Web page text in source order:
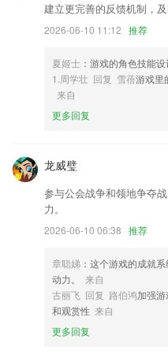
1,资源丰富：部分儿童学习资源
步阅读。
3,随手一张照片、一段视频，都
4,一个人可以学习自己职位之外
面的能力；
6,火车票：高铁动车、普通列车
最准一肖一码一一子中
1.了解宝贝在幼儿园学习的内容
的知识，让孩子的成长看得见
3.每个假名都配有关联词语，每
习不枯燥。
4.—满足教师“实践”发展，研修主
成果应用于教学实践
建立更完善的反馈机制，
2026-06-10 11:12 推荐
夏姬士 ：游戏的角色技能
1.周学壮 回复 雪蓓游戏里
来自
更多回复
龙威璧
参与公会战争和领地争夺
力。
2026-06-10 06:38 推荐
章聪娣 ：这个游戏的成就
动力。
来自
古丽飞 回复 路伯鸿加强
和观赏性 来自
更多回复